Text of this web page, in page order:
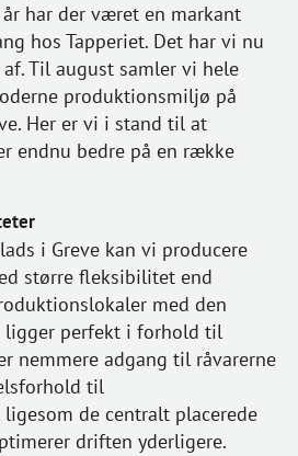
har der været en markant
hos Tapperiet. Det har vi nu
Til august samler vi hele
produktionsmiljø på
Her er vi i stand til at
endnu bedre på en række
i Greve kan vi producere
større fleksibilitet end
med den
ligger perfekt i forhold til
nemmere adgang til råvarerne
til
de centralt placerede
driften yderligere.